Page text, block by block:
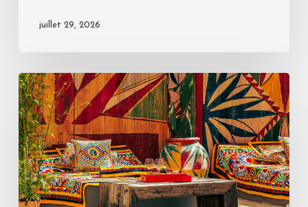
juillet 29, 2026